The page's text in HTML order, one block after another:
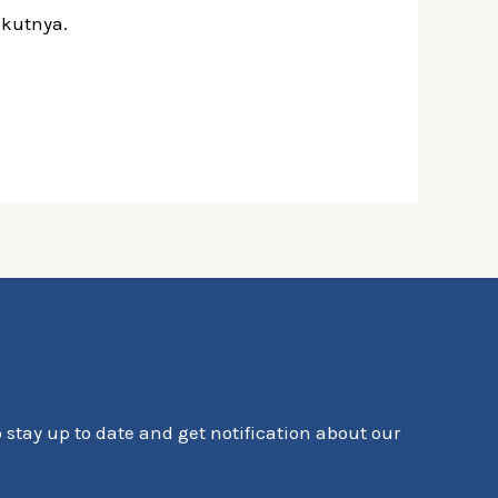
up to date and get notification about our